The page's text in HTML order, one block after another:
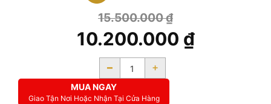
15.500.000₫
10.200.000 ₫
- +
MUA NGAY
Giao Tận Nơi Hoặc Nhận Tại Cửa Hàng